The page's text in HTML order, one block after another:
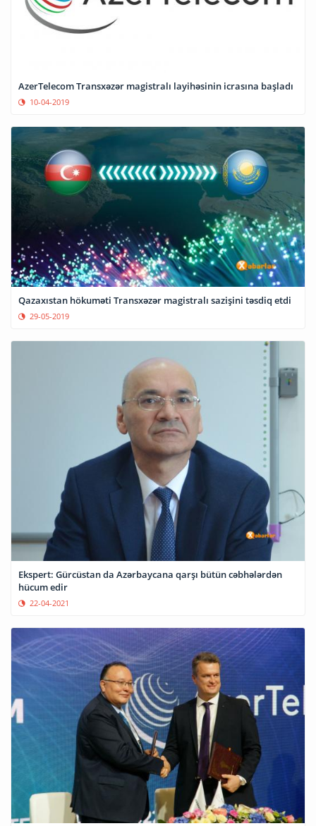
AzerTelecom Transxəzər magistralı layihəsinin icrasına başladı
10-04-2019
Qazaxıstan hökuməti Transxəzər magistralı sazişini təsdiq etdi
29-05-2019
Ekspert: Gürcüstan da Azərbaycana qarşı bütün cəbhələrdən
hücum edir
22-04-2021